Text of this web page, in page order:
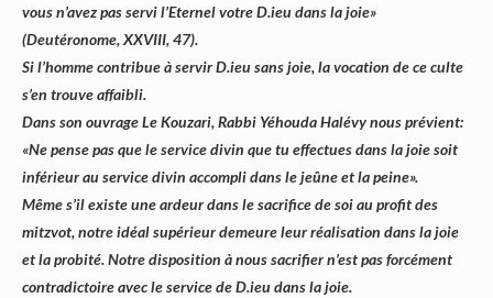
vous n’avez pas servi l’Eternel votre D.ieu dans la joie»
(Deutéronome, XXVIII, 47).
Si l’homme contribue à servir D.ieu sans joie, la vocation de ce culte
s’en trouve affaibli.
Dans son ouvrage Le Kouzari, Rabbi Yéhouda Halévy nous prévient:
«Ne pense pas que le service divin que tu effectues dans la joie soit
inférieur au service divin accompli dans le jeûne et la peine».
Même s’il existe une ardeur dans le sacrifice de soi au profit des
mitzvot, notre idéal supérieur demeure leur réalisation dans la joie
et la probité. Notre disposition à nous sacrifier n’est pas forcément
contradictoire avec le service de D.ieu dans la joie.